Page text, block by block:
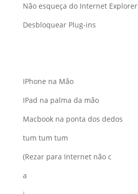
Não esqueça do Internet Explorer
Desbloquear Plug-ins
IPhone na Mão
IPad na palma da mão
Macbook na ponta dos dedos
tum tum tum
(Rezar para Internet não c
a